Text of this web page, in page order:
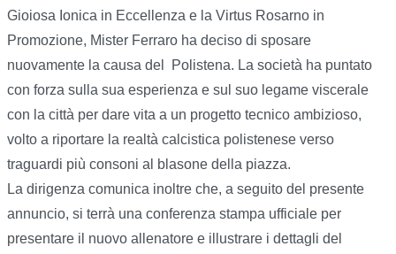
Gioiosa Ionica in Eccellenza e la Virtus Rosarno in
Promozione, Mister Ferraro ha deciso di sposare
nuovamente la causa del Polistena. La società ha puntato
con forza sulla sua esperienza e sul suo legame viscerale
con la città per dare vita a un progetto tecnico ambizioso,
volto a riportare la realtà calcistica polistenese verso
traguardi più consoni al blasone della piazza.
La dirigenza comunica inoltre che, a seguito del presente
annuncio, si terrà una conferenza stampa ufficiale per
presentare il nuovo allenatore e illustrare i dettagli del